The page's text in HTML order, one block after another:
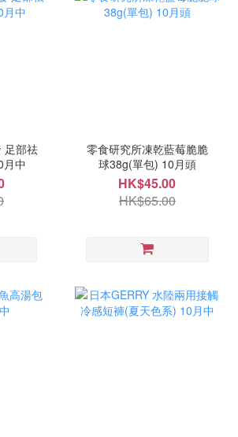
部祛
中
零食研究所凍乾藍莓脆脆
球38g(單包) 10月頭
HK$45.00
HK$65.00